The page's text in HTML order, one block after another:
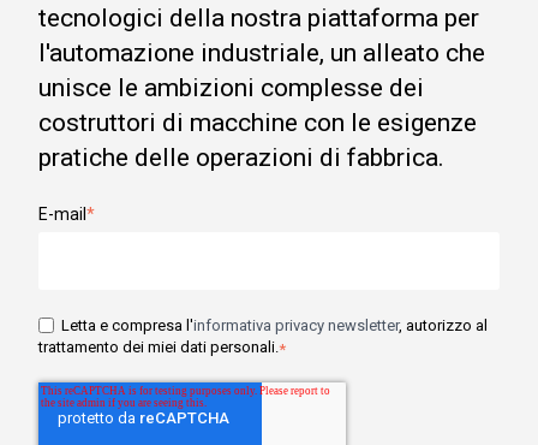
tecnologici della nostra piattaforma per
l'automazione industriale, un alleato che
unisce le ambizioni complesse dei
costruttori di macchine con le esigenze
pratiche delle operazioni di fabbrica.
E-mail *
Letta e compresa l'informativa privacy newsletter, autorizzo al
trattamento dei miei dati personali. *